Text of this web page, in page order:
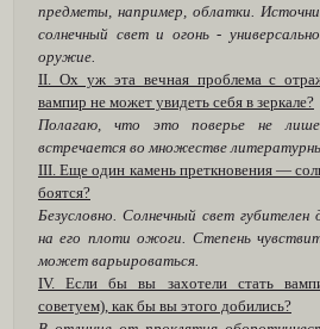
предметы, например, облатки.
солнечный свет и огонь -
оружие.
II. Ох уж эта вечная проблема с
вампир не может увидеть себя в зеркале?
Полагаю, что это поверье не
встречается во множестве
III. Еще один камень преткновения —
боятся?
Безусловно. Солнечный свет
на его плоти ожоги. Степень
может варьироваться.
IV. Если бы вы захотели стать
советуем), как бы вы этого добились?